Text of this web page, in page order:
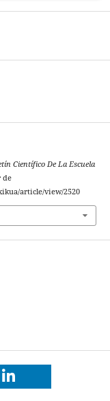
Científico De La Escuela
de
article/view/2520